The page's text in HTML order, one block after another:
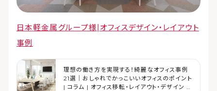
日本軽金属グループ様|オフィスデザイン・レイアウト
事例
理想の働き方を実現する！綺麗なオフィス事例
21選｜おしゃれでかっこいいオフィスのポイント
| コラム | オフィス移転・レイアウト・デザイン |